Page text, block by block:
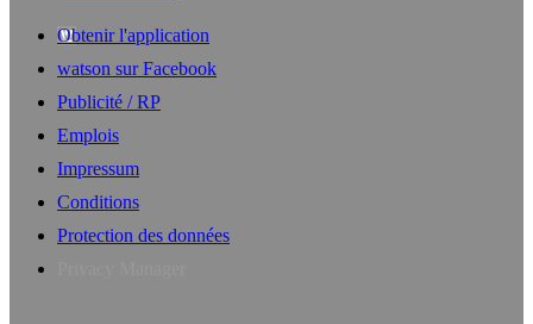
Obtenir l'application
watson sur Facebook
Publicité / RP
Emplois
Impressum
Conditions
Protection des données